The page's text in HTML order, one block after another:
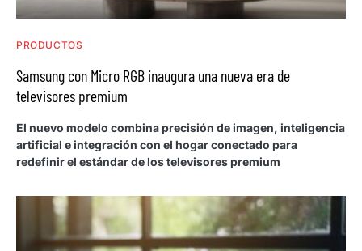
PRODUCTOS
Samsung con Micro RGB inaugura una nueva era de
televisores premium
El nuevo modelo combina precisión de imagen, inteligencia
artificial e integración con el hogar conectado para
redefinir el estándar de los televisores premium